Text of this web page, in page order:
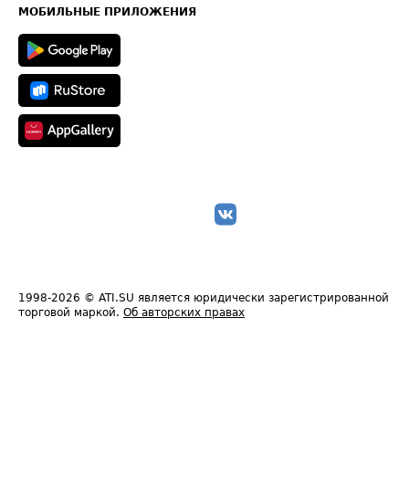
Техническая информация
МОБИЛЬНЫЕ ПРИЛОЖЕНИЯ
1998-2026 © ATI.SU является юридически зарегистрированной
торговой маркой. Об авторских правах